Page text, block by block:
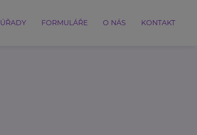
FORMULÁŘE O NÁS KONTAKT